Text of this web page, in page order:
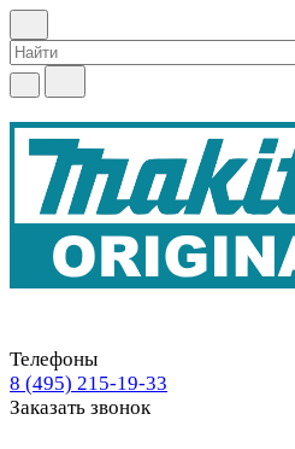
Телефоны
8 (495) 215-19-33
Заказать звонок